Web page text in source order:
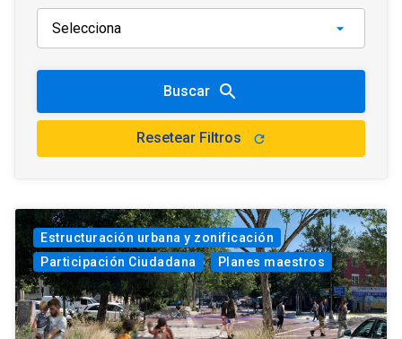
Buscar search
Resetear Filtros refresh
Estructuración urbana y zonificación
Participación Ciudadana
Planes maestros